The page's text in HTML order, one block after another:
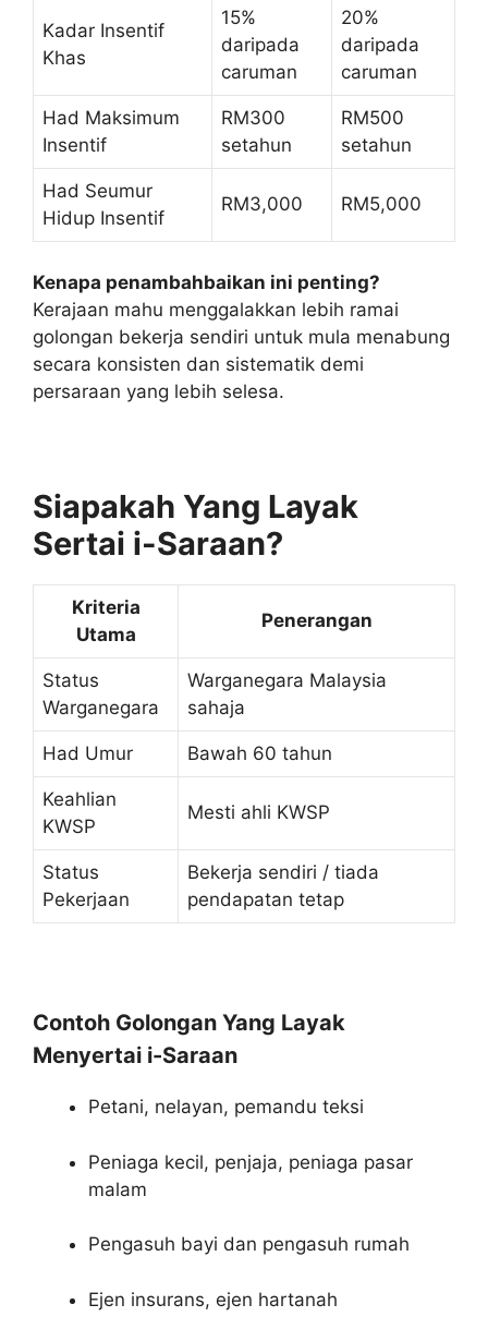
Kadar Insentif
Khas
15%
daripada
caruman
20%
daripada
caruman
Had Maksimum
Insentif
RM300
setahun
RM500
setahun
Had Seumur
Hidup Insentif
RM3,000 RM5,000
Kenapa penambahbaikan ini penting?
Kerajaan mahu menggalakkan lebih ramai
golongan bekerja sendiri untuk mula menabung
secara konsisten dan sistematik demi
persaraan yang lebih selesa.
Siapakah Yang Layak
Sertai i-Saraan?
Kriteria
Utama
Penerangan
Status
Warganegara
Warganegara Malaysia
sahaja
Had Umur Bawah 60 tahun
Keahlian
KWSP
Mesti ahli KWSP
Status
Pekerjaan
Bekerja sendiri / tiada
pendapatan tetap
Contoh Golongan Yang Layak
Menyertai i-Saraan
Petani, nelayan, pemandu teksi
Peniaga kecil, penjaja, peniaga pasar
malam
Pengasuh bayi dan pengasuh rumah
Ejen insurans, ejen hartanah